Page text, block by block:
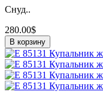
Снуд..
280.00$
В корзину